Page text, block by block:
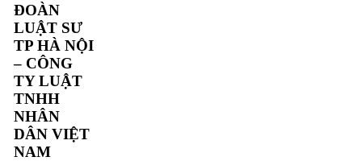
ĐOÀN
LUẬT SƯ
TP HÀ NỘI
– CÔNG
TY LUẬT
TNHH
NHÂN
DÂN VIỆT
NAM